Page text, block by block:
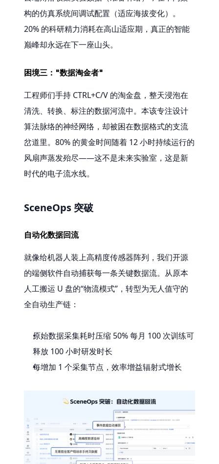
构的仿真系统间调试配置（适应海拔变化）。
20% 的科研精力消耗在高山适应期，真正的智能
巅峰却永远在下一座山头。
困境三："数据淘金者"
工程师们手持 CTRL+C/V 的淘金盘，整天浸泡在
清洗、转换、标注的数据河流中。本该专注设计
算法脉络的神经网络，却被困在数据格式的支流
岔道里。80% 的黄金时间随着 12 小时持续运行的
风扇声蒸发殆尽——这不是未来实验室，这是新
时代的电子流水线。
SceneOps 突破
自动化数据回流
就像给机器人装上高精度传感器阵列，我们开源
的端侧软件自动捕获每一条关键数据流。从原本
人工搬运 U 盘的“物流模式”，转型为无人值守的
全自动生产链：
原始数据采集耗时压缩 50% 每月 100 次训练可
释放 100 小时研发时长
每增加 1 个采集节点，效率增益辐射式增长